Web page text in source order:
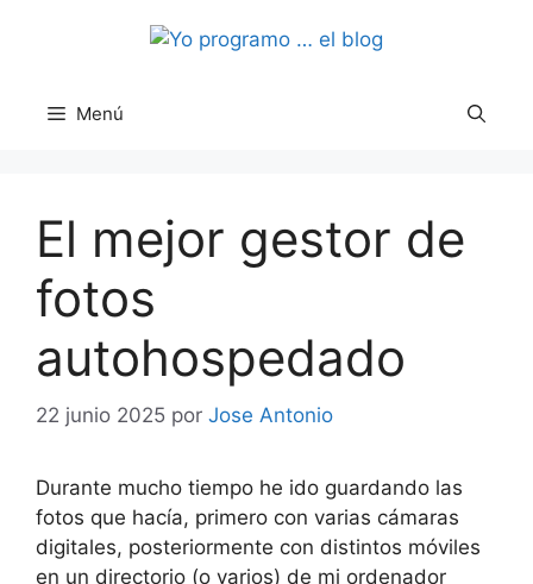
Menú
El mejor gestor de
fotos
autohospedado
22 junio 2025 por Jose Antonio
Durante mucho tiempo he ido guardando las
fotos que hacía, primero con varias cámaras
digitales, posteriormente con distintos móviles
en un directorio (o varios) de mi ordenador